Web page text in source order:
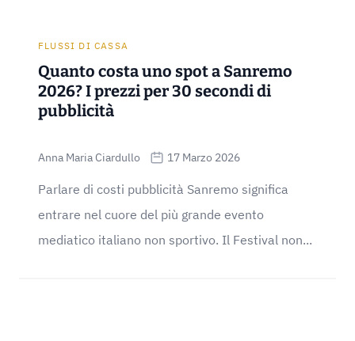
FLUSSI DI CASSA
Quanto costa uno spot a Sanremo
2026? I prezzi per 30 secondi di
pubblicità
Anna Maria Ciardullo 17 Marzo 2026
Parlare di costi pubblicità Sanremo significa
entrare nel cuore del più grande evento
mediatico italiano non sportivo. Il Festival non...